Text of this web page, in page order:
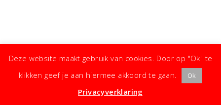
Koken met Karin· Kleine moeite, groot effect ·
Deze website maakt gebruik van cookies. Door op "Ok" te
klikken geef je aan hiermee akkoord te gaan.
Ok
Privacyverklaring